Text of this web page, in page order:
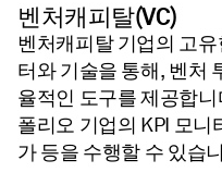
벤처캐피탈(VC)
벤처캐피탈 기업의 고
터와 기술을 통해, 벤처
율적인 도구를 제공합
폴리오 기업의 KPI 모니
가 등을 수행할 수 있습